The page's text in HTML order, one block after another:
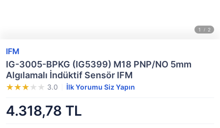
IFM
IG-3005-BPKG (IG5399) M18 PNP/NO 5mm
Algılamalı İndüktif Sensör IFM
3.0 İlk Yorumu Siz Yapın
4.318,78 TL